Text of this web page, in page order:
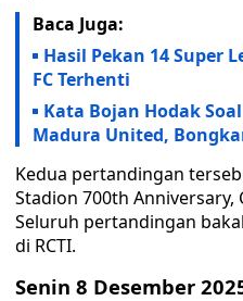
Baca Juga:
Hasil Pekan 14 Super
FC Terhenti
Kata Bojan Hodak
Madura United,
Kedua pertandingan
Stadion 700th Anniversary,
Seluruh pertandingan
di RCTI.
Senin 8 Desember